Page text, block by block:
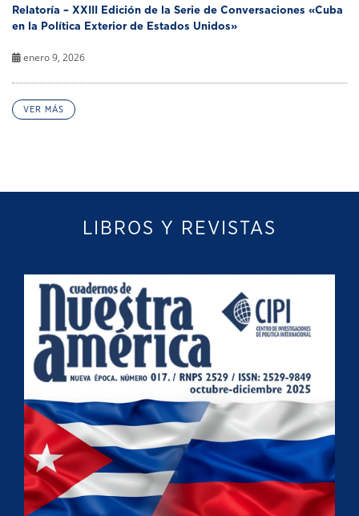
Relatoría – XXIII Edición de la Serie de Conversaciones «Cuba
en la Política Exterior de Estados Unidos»
enero 9, 2026
VER MÁS
LIBROS Y REVISTAS